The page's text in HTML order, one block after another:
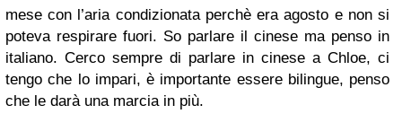
mese con l’aria condizionata perchè era agosto e non si
poteva respirare fuori. So parlare il cinese ma penso in
italiano. Cerco sempre di parlare in cinese a Chloe, ci
tengo che lo impari, è importante essere bilingue, penso
che le darà una marcia in più.